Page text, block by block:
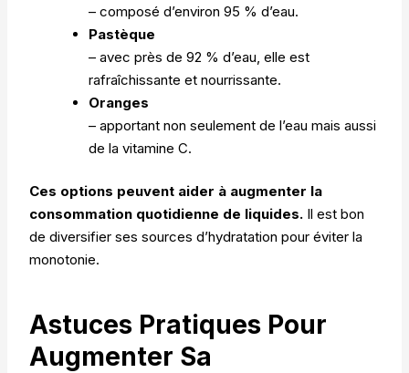
– composé d’environ 95 % d’eau.
Pastèque
– avec près de 92 % d’eau, elle est
rafraîchissante et nourrissante.
Oranges
– apportant non seulement de l’eau mais aussi
de la vitamine C.
Ces options peuvent aider à augmenter la
consommation quotidienne de liquides. Il est bon
de diversifier ses sources d’hydratation pour éviter la
monotonie.
Astuces Pratiques Pour
Augmenter Sa